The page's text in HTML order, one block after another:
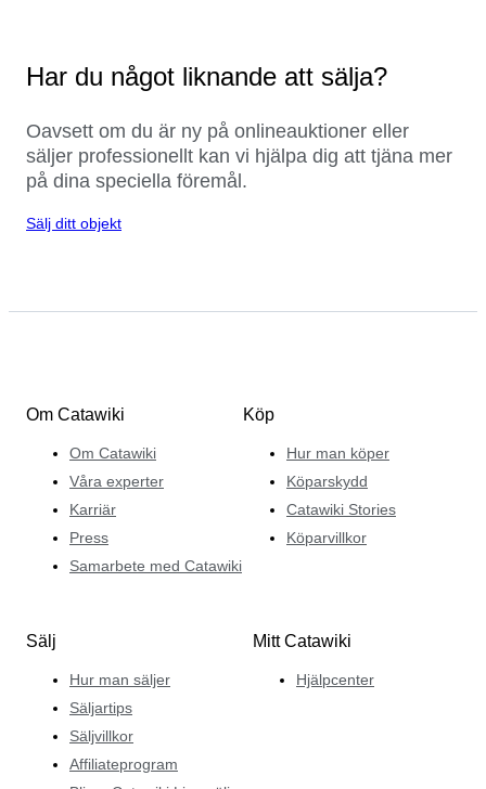
Har du något liknande att sälja?
Oavsett om du är ny på onlineauktioner eller
säljer professionellt kan vi hjälpa dig att tjäna mer
på dina speciella föremål.
Sälj ditt objekt
Om Catawiki
Om Catawiki
Våra experter
Karriär
Press
Samarbete med Catawiki
Köp
Hur man köper
Köparskydd
Catawiki Stories
Köparvillkor
Sälj
Hur man säljer
Säljartips
Säljvillkor
Affiliateprogram
Mitt Catawiki
Hjälpcenter